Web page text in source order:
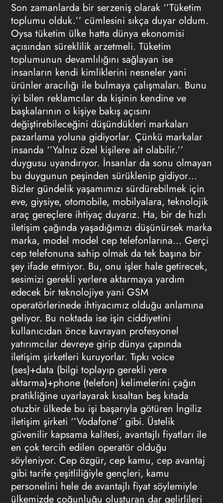
Son zamanlarda bir serzeniş olarak ‘’Tüketim
toplumu olduk.’’ cümlesini sıkça duyar oldum.
Oysa tüketim ülke hatta dünya ekonomisi
açısından süreklilik arzetmeli. Tüketim
toplumunun devamlılığını sağlayan ise
insanların kendi kimliklerini nesneler yani
ürünler aracılığı ile bulmaya çalışmaları. Bunu
iyi bilen reklamcılar da kişinin kendine ve
başkalarının o kişiye bakış açısını
değiştirebileceğini düşündükleri markaları
pazarlama yoluna gidiyorlar. Çünkü markalar
insanda ‘’Yalnız özel kişilere ait olabilir.’’
duygusu uyandırıyor. İnsanlar da sonu olmayan
bu duygunun peşinden sürüklenip gidiyor…
Bizler gündelik yaşamımızı sürdürebilmek için
eve, giysiye, otomobile, mobilyalara, teknolojik
araç gereçlere ihtiyaç duyarız. Ha, bir de hızlı
iletişim çağında yaşadığımızı düşünürsek marka
marka, model model cep telefonlarına… Gerçi
cep telefonuna sahip olmak da tek başına bir
şey ifade etmiyor. Bu, onu işler hale getirecek,
sesimizi gerekli yerlere aktarmaya yardım
edecek bir teknolojiye yani GSM
operatörlerinede ihtiyacımız olduğu anlamına
geliyor. Bu noktada ise işin ciddiyetini
kullanıcıdan önce kavrayan profesyonel
yatırımcılar devreye girip dünya çapında
iletişim şirketleri kuruyorlar. Tıpkı voice
(ses)+data (bilgi toplayıp gerekli yere
aktarma)+phone (telefon) kelimelerini çağın
pratikliğine uyarlayarak kısaltan beş kıtada
otuzbir ülkede bu işi başarıyla götüren İngiliz
iletişim şirketi ‘’Vodafone’’ gibi. Üstelik
güvenilir kapsama kalitesi, avantajlı fiyatları ile
en çok tercih edilen operatör olduğu
söyleniyor. Cep özgür, cep kamu, cep avantaj
gibi tarife çeşitliliğiyle gençleri, kamu
personelini hele de avantajlı fiyat söylemiyle
ülkemizde çoğunluğu oluşturan dar gelirlileri